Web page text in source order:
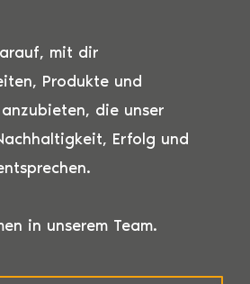
mit dir
Produkte und
die unser
Erfolg und
in unserem Team.